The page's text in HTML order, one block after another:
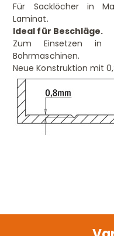
Für Sacklöcher in
Laminat.
Ideal für Beschläge.
Zum Einsetzen in
Bohrmaschinen.
Neue Konstruktion mit